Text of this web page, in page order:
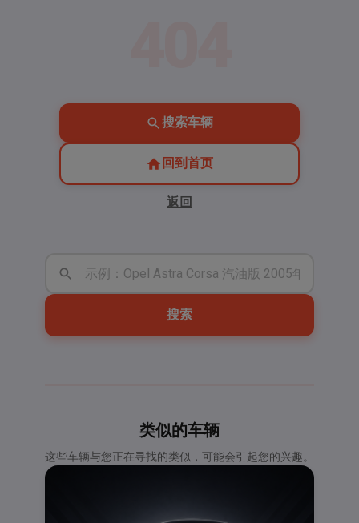
搜索车辆
回到首页
返回
搜索
类似的车辆
这些车辆与您正在寻找的类似，可能会引起您的兴趣。